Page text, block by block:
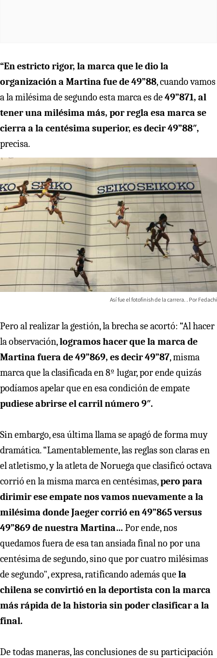
“En estricto rigor, la marca que le dio la
organización a Martina fue de 49”88, cuando vamos
a la milésima de segundo esta marca es de49”871, al
tener una milésima más, por regla esa marca se
cierra a la centésima superior, es decir 49”88″,
precisa.
Así fue el fotofinish de la carrera. Fedachi
Pero al realizar la gestión, la brecha se acortó: “Al hacer
la observación,logramos hacer que la marca de
Martina fuera de 49”869, es decir 49”87, misma
marca que la clasificada en 8º lugar, por ende quizás
podíamos apelar que en esa condición de empate
pudiese abrirse el carril número 9″.
Sin embargo, esa última llama se apagó de forma muy
dramática. “Lamentablemente, las reglas son claras en
el atletismo, y la atleta de Noruega que clasificó octava
corrió en la misma marca en centésimas,pero para
dirimir ese empate nos vamos nuevamente a la
milésima donde Jaeger corrió en 49”865 versus
49”869 de nuestra Martina… Por ende, nos
quedamos fuera de esa tan ansiada final no por una
centésima de segundo, sino que por cuatro milésimas
de segundo", expresa, ratificando además quela
chilena se convirtió en la deportista con la marca
más rápida de la historia sin poder clasificar a la
final.
De todas maneras, las conclusiones de su participación